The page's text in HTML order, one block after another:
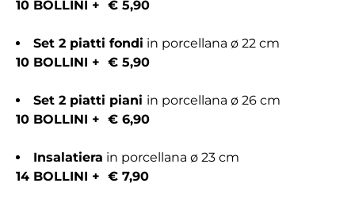
10 BOLLINI + € 5,90
Set 2 piatti fondi in porcellana ø 22 cm
10 BOLLINI + € 5,90
Set 2 piatti piani in porcellana ø 26 cm
10 BOLLINI + € 6,90
Insalatiera in porcellana ø 23 cm
14 BOLLINI + € 7,90